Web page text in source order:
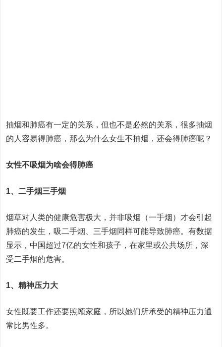
抽烟和肺癌有一定的关系，但也不是必然的关系，很多抽烟
的人容易得肺癌，那么为什么女生不抽烟，还会得肺癌呢？
女性不吸烟为啥会得肺癌
1、二手烟三手烟
烟草对人类的健康危害极大，并非吸烟（一手烟）才会引起
肺癌的发生，吸二手烟、三手烟同样可能导致肺癌。有数据
显示，中国超过7亿的女性和孩子，在家里或公共场所，深
受二手烟的危害。
1、精神压力大
女性既要工作还要照顾家庭，所以她们所承受的精神压力通
常比男性多。